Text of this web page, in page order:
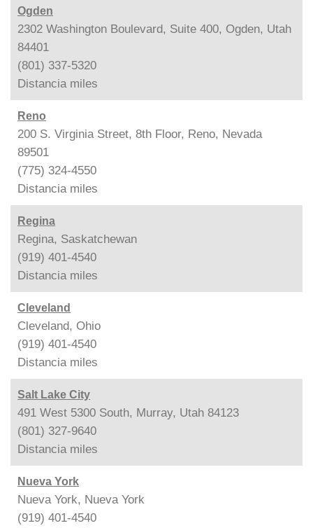
Ogden
2302 Washington Boulevard, Suite 400, Ogden, Utah
84401
(801) 337-5320
Distancia miles
Reno
200 S. Virginia Street, 8th Floor, Reno, Nevada
89501
(775) 324-4550
Distancia miles
Regina
Regina, Saskatchewan
(919) 401-4540
Distancia miles
Cleveland
Cleveland, Ohio
(919) 401-4540
Distancia miles
Salt Lake City
491 West 5300 South, Murray, Utah 84123
(801) 327-9640
Distancia miles
Nueva York
Nueva York, Nueva York
(919) 401-4540